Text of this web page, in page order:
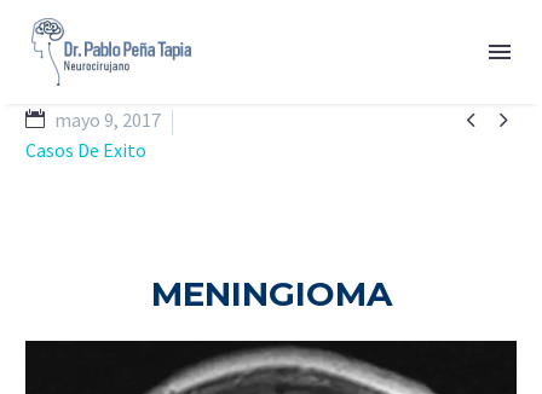
 
mayo 9, 2017
Casos De Exito
MENINGIOMA